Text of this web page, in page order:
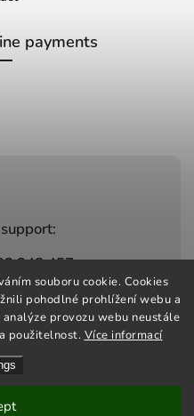
souboru cookie. Cookies
pohodlné prohlížení webu a
provozu webu neustále
použitelnost. Více informací
248 457
payments
| Design